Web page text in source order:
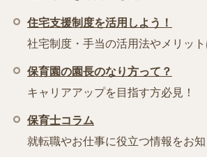
住宅支援制度を活用しよう！
社宅制度・手当の活用法やメリット
保育園の園長のなり方って？
キャリアアップを目指す方必見！
保育士コラム
就転職やお仕事に役立つ情報をお知